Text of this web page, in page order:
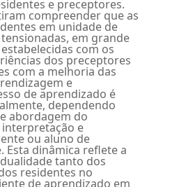
e preceptores.
compreender que as
em unidade de
em grande
com os
dos preceptores
com a melhoria das
e
de aprendizado é
dependendo
abordagem do
e
ou aluno de
Esta dinâmica reflete a
tanto dos
residentes no
de aprendizado em